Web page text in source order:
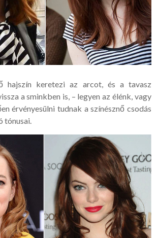
hajszín keretezi az arcot, és a tavasz
a sminkben is, – legyen az élénk, vagy
érvényesülni tudnak a színésznő csodás
tónusai.